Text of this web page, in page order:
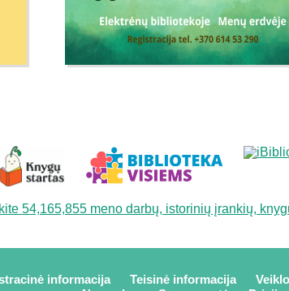
informacija Teisinė informacija